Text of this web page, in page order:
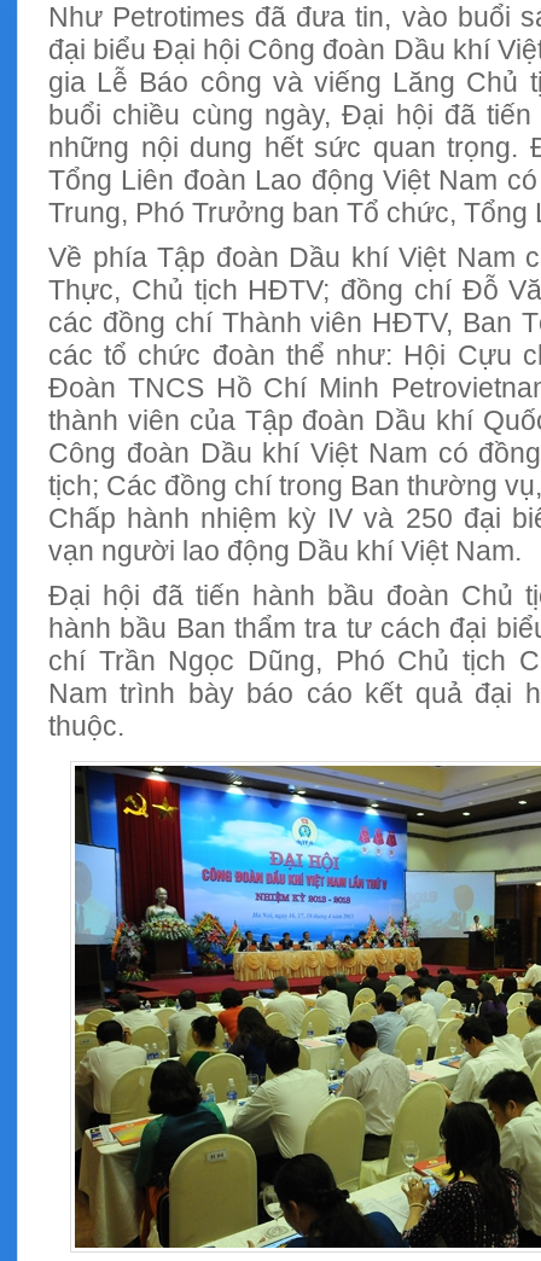
Như Petrotimes đã đưa tin, vào buổi
đại biểu Đại hội Công đoàn Dầu khí
gia Lễ Báo công và viếng Lăng Chủ
buổi chiều cùng ngày, Đại hội đã
những nội dung hết sức quan
Tổng Liên đoàn Lao động Việt Nam
Trung, Phó Trưởng ban Tổ chức, Tổng
Về phía Tập đoàn Dầu khí Việt Nam
Thực, Chủ tịch HĐTV; đồng chí Đỗ
các đồng chí Thành viên HĐTV, Ban
các tổ chức đoàn thể như: Hội Cựu
Đoàn TNCS Hồ Chí Minh
thành viên của Tập đoàn Dầu khí
Công đoàn Dầu khí Việt Nam có
tịch; Các đồng chí trong Ban thường
Chấp hành nhiệm kỳ IV và 250 đại
vạn người lao động Dầu khí Việt Nam.
Đại hội đã tiến hành bầu đoàn Chủ
hành bầu Ban thẩm tra tư cách đại
chí Trần Ngọc Dũng, Phó Chủ tịch
Nam trình bày báo cáo kết quả đại
thuộc.